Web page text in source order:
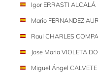
Igor ERRASTI ALCALÁ
Mario FERNANDEZ
Raul CHARLES
Jose Maria VIOLETA
Miguel Ángel